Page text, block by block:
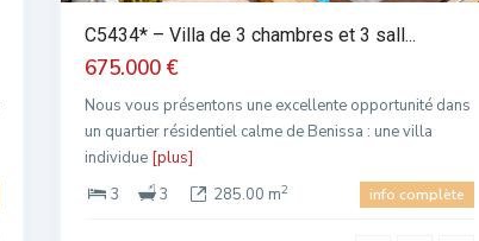
C5434* – Villa de 3 chambres et 3 sall...
675.000 €
Nous vous présentons une excellente opportunité dans
un quartier résidentiel calme de Benissa : une villa
individue [plus]
3
3 285.00 m2 info complète